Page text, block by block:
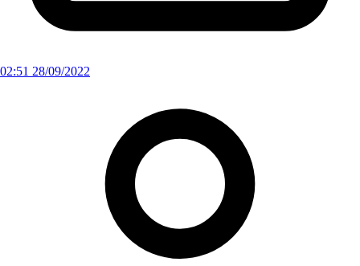
02:51 28/09/2022